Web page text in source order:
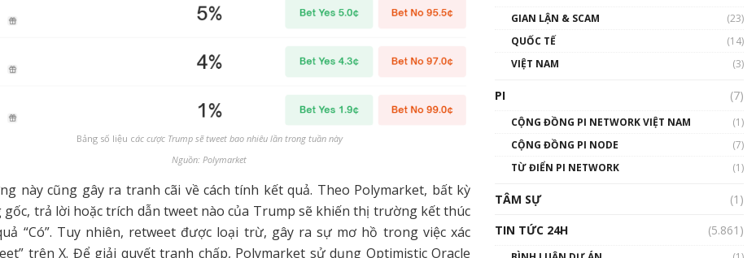
Bảng số liệu các cược Trump sẽ tweet bao nhiêu lần trong tuần này
Nguồn: Polymarket
này cũng gây ra tranh cãi về cách tính kết quả. Theo Polymarket, bất kỳ
gốc, trả lời hoặc trích dẫn tweet nào của Trump sẽ khiến thị trường kết thúc
“Có”. Tuy nhiên, retweet được loại trừ, gây ra sự mơ hồ trong việc xác
trên X. Để giải quyết tranh chấp, Polymarket sử dụng Optimistic Oracle
01:32:59
Talkshow17: Mùa đông
Crypto – Chiếc khăn gió ấm
01:49:30
GIAN LẬN & SCAM
(23)
QUỐC TẾ
(14)
VIỆT NAM
(3)
PI (7)
CỘNG ĐỒNG PI NETWORK VIỆT NAM
(1)
CỘNG ĐỒNG PI NODE
(7)
TỪ ĐIỂN PI NETWORK
(1)
TÂM SỰ
(1)
TIN TỨC 24H
(5.861)